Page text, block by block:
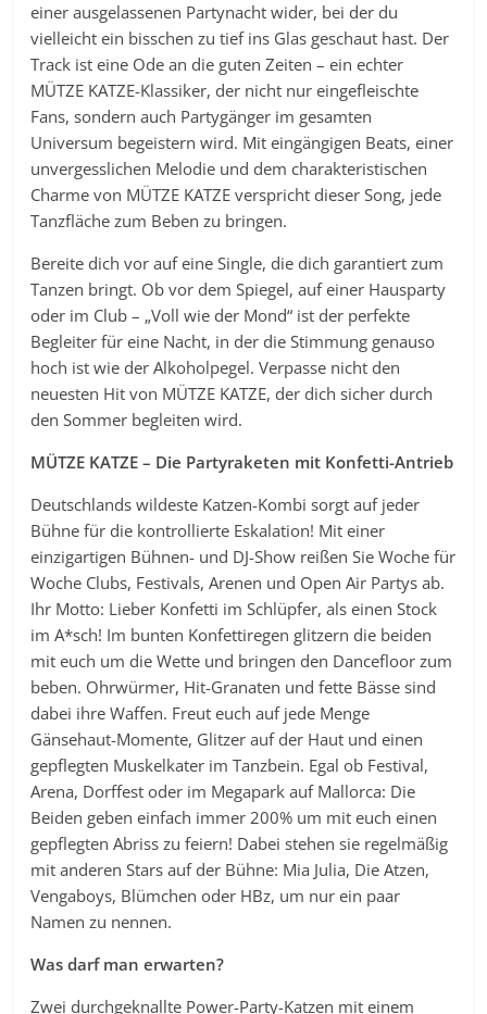
einer ausgelassenen Partynacht wider, bei der du
vielleicht ein bisschen zu tief ins Glas geschaut hast. Der
Track ist eine Ode an die guten Zeiten – ein echter
MÜTZE KATZE-Klassiker, der nicht nur eingefleischte
Fans, sondern auch Partygänger im gesamten
Universum begeistern wird. Mit eingängigen Beats, einer
unvergesslichen Melodie und dem charakteristischen
Charme von MÜTZE KATZE verspricht dieser Song, jede
Tanzfläche zum Beben zu bringen.
Bereite dich vor auf eine Single, die dich garantiert zum
Tanzen bringt. Ob vor dem Spiegel, auf einer Hausparty
oder im Club – „Voll wie der Mond“ ist der perfekte
Begleiter für eine Nacht, in der die Stimmung genauso
hoch ist wie der Alkoholpegel. Verpasse nicht den
neuesten Hit von MÜTZE KATZE, der dich sicher durch
den Sommer begleiten wird.
MÜTZE KATZE – Die Partyraketen mit Konfetti-Antrieb
Deutschlands wildeste Katzen-Kombi sorgt auf jeder
Bühne für die kontrollierte Eskalation! Mit einer
einzigartigen Bühnen- und DJ-Show reißen Sie Woche für
Woche Clubs, Festivals, Arenen und Open Air Partys ab.
Ihr Motto: Lieber Konfetti im Schlüpfer, als einen Stock
im A*sch! Im bunten Konfettiregen glitzern die beiden
mit euch um die Wette und bringen den Dancefloor zum
beben. Ohrwürmer, Hit-Granaten und fette Bässe sind
dabei ihre Waffen. Freut euch auf jede Menge
Gänsehaut-Momente, Glitzer auf der Haut und einen
gepflegten Muskelkater im Tanzbein. Egal ob Festival,
Arena, Dorffest oder im Megapark auf Mallorca: Die
Beiden geben einfach immer 200% um mit euch einen
gepflegten Abriss zu feiern! Dabei stehen sie regelmäßig
mit anderen Stars auf der Bühne: Mia Julia, Die Atzen,
Vengaboys, Blümchen oder HBz, um nur ein paar
Namen zu nennen.
Was darf man erwarten?
Zwei durchgeknallte Power-Party-Katzen mit einem